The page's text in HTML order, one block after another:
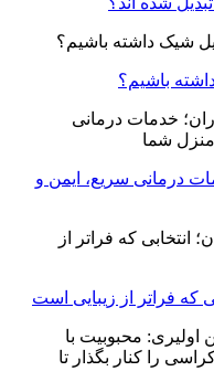
باشیم؟
درمانی سریع، ایمن و
که فراتر از زیبایی است